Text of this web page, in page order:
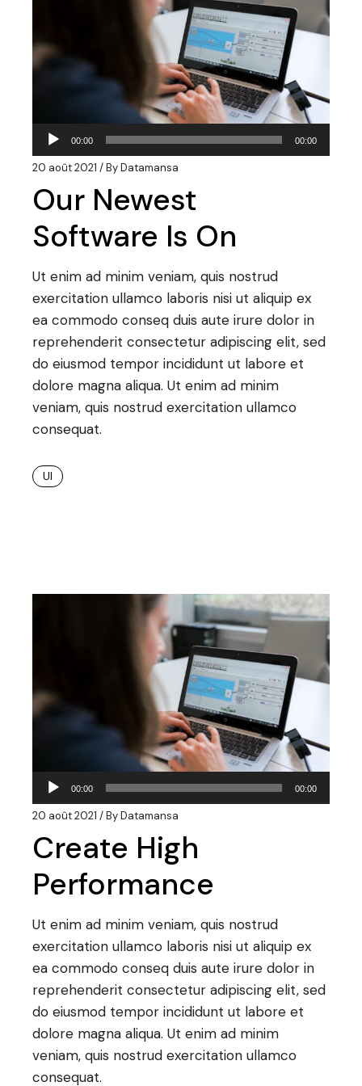
Lecteur
audio
00:00 00:00
20 août 2021 ByDatamansa
Our Newest
Software Is On
Ut enim ad minim veniam, quis nostrud
exercitation ullamco laboris nisi ut aliquip ex
ea commodo conseq duis aute irure dolor in
reprehenderit consectetur adipiscing elit, sed
do eiusmod tempor incididunt ut labore et
dolore magna aliqua. Ut enim ad minim
veniam, quis nostrud exercitation ullamco
consequat.
UI
Lecteur
audio
00:00 00:00
20 août 2021 ByDatamansa
Create High
Performance
Ut enim ad minim veniam, quis nostrud
exercitation ullamco laboris nisi ut aliquip ex
ea commodo conseq duis aute irure dolor in
reprehenderit consectetur adipiscing elit, sed
do eiusmod tempor incididunt ut labore et
dolore magna aliqua. Ut enim ad minim
veniam, quis nostrud exercitation ullamco
consequat.